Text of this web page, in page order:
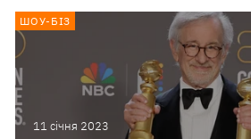
11 сiчня 2023
ШОУ-БІЗ